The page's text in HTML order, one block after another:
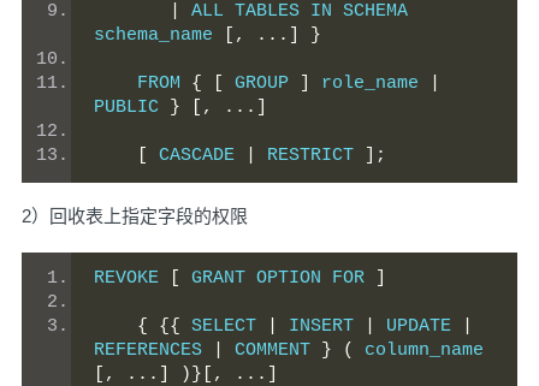
ALL TABLES IN SCHEMA
schema_name
[, ...] }
    FROM
{ GROUP role_name
PUBLIC
} [, ...]
CASCADE RESTRICT ];
2）回收表上指定字段的权限
REVOKE GRANT OPTION FOR
{ {{ SELECT INSERT UPDATE
REFERENCES
COMMENT } (
[,
...] )}[, ...]